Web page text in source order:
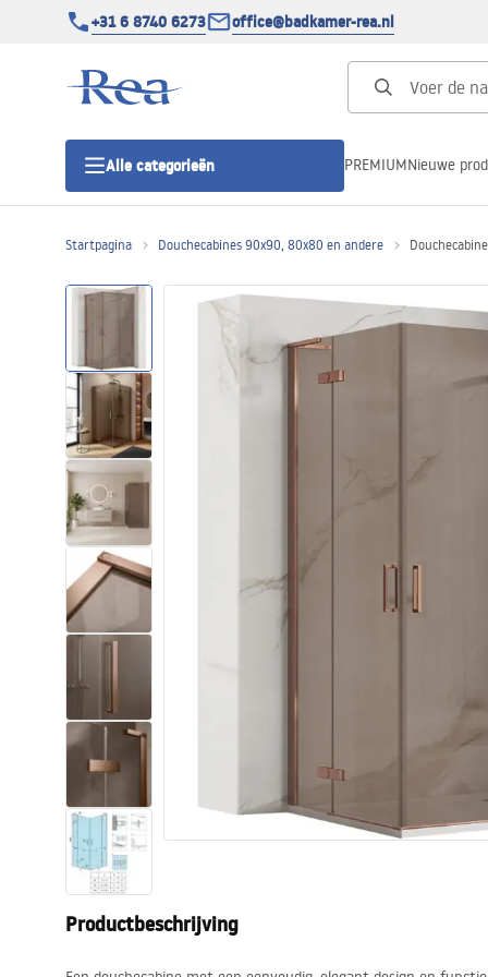
+31 6 8740 6273 office@badkamer-rea.nl
Alle categorieën
Douchebakken
Lineaire Douchegoten
Toiletten
Wastafels
Baden en badwanden
Douches
Keuken
PREMIUMNieuwe
Startpagina Douchecabines 90x90, 80x80 en andere
Productbeschrijving